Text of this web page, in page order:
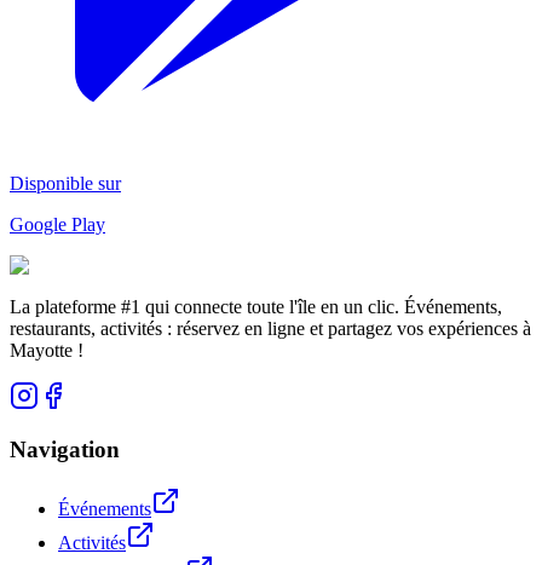
Disponible sur
Google Play
La plateforme #1 qui connecte toute l'île en un clic. Événements,
restaurants, activités : réservez en ligne et partagez vos expériences à
Mayotte !
Navigation
Événements
Activités